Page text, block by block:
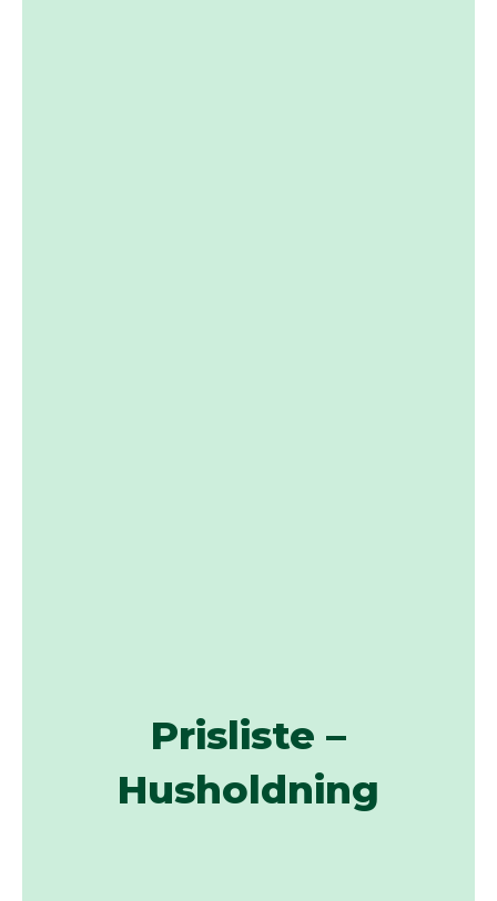
Prisliste –
Husholdning